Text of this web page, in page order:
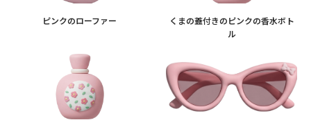
ピンクのローファー
くまの蓋付きのピンクの香水ボト
ル